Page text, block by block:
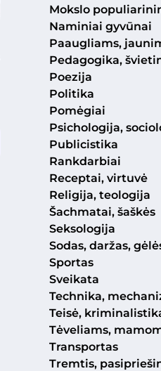
Mokslo
Naminiai gyvūnai
Paaugliams,
Pedagogika,
Poezija
Politika
Pomėgiai
Psichologija,
Publicistika
Rankdarbiai
Receptai, virtuvė
Religija, teologija
Šachmatai, šaškės
Seksologija
Sodas, daržas,
Sportas
Sveikata
Technika,
Teisė,
Tėveliams,
Transportas
Tremtis,